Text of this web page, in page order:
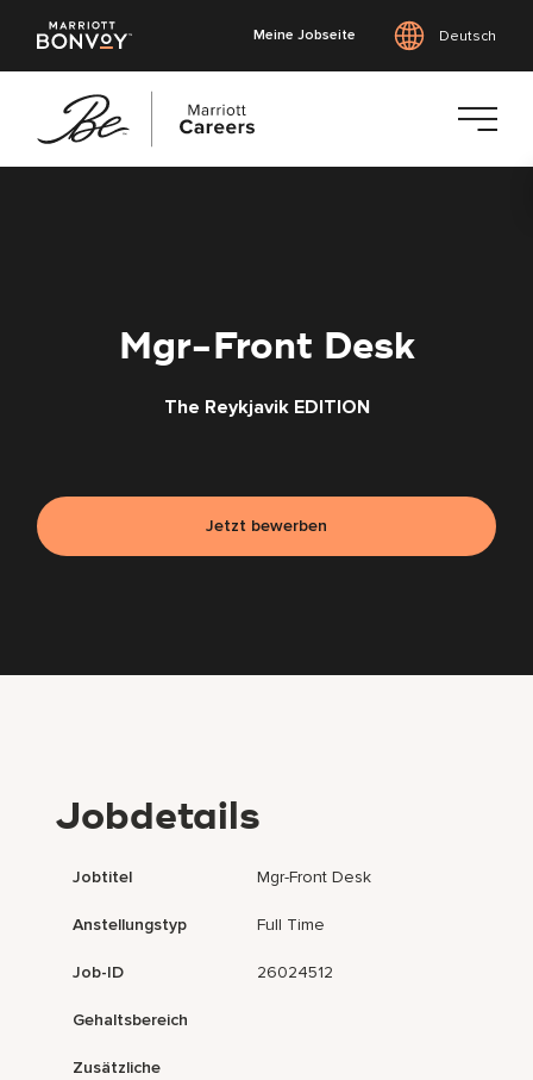
Meine Jobseite Deutsch
Mgr-Front Desk
The Reykjavik EDITION
Jetzt bewerben
Jobdetails
Jobtitel Mgr-Front Desk
Anstellungstyp Full Time
Job-ID 26024512
Gehaltsbereich
Zusätzliche